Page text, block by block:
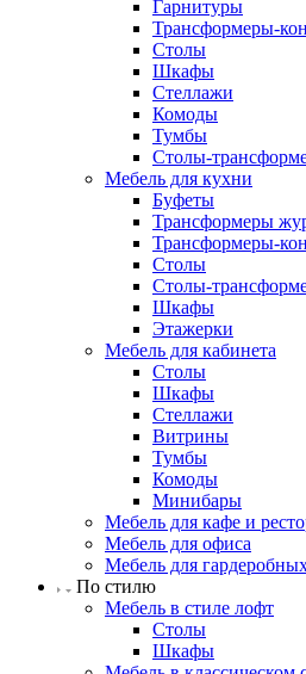
Гарнитуры
Трансформеры-
Столы
Шкафы
Стеллажи
Комоды
Тумбы
Столы-
Мебель для кухни
Буфеты
Трансформеры
Трансформеры-
Столы
Столы-
Шкафы
Этажерки
Мебель для кабинета
Столы
Шкафы
Стеллажи
Витрины
Тумбы
Комоды
Минибары
Мебель для кафе и
Мебель для офиса
Мебель для
По стилю
Мебель в стиле лофт
Столы
Шкафы